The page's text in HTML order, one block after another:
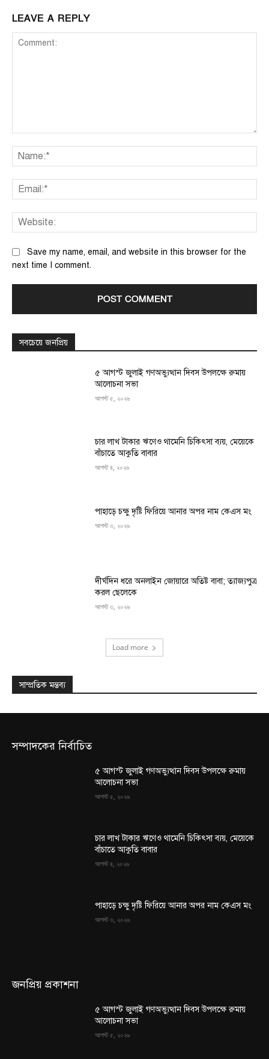
LEAVE A REPLY
Save my name, email, and website in this browser for the
next time I comment.
সবচেয়ে জনপ্রিয়
৫ আগস্ট জুলাই গণঅভ্যুত্থান দিবস উপলক্ষে রুমায়
আলোচনা সভা
আগস্ট ৫, ২০২৬
চার লাখ টাকার ঋণেও থামেনি চিকিৎসা ব্যয়, মেয়েকে
বাঁচাতে আকুতি বাবার
আগস্ট ৪, ২০২৬
পাহাড়ে চক্ষু দৃষ্টি ফিরিয়ে আনার অপর নাম কেএস মং
আগস্ট ৩, ২০২৬
দীর্ঘদিন ধরে অনলাইন জোয়ারে অতিষ্ট বাবা; ত্যাজ্যপুত্র
করল ছেলেকে
আগস্ট ৩, ২০২৬
Load more
সাম্প্রতিক মন্তব্য
সম্পাদকের নির্বাচিত
৫ আগস্ট জুলাই গণঅভ্যুত্থান দিবস উপলক্ষে রুমায়
আলোচনা সভা
আগস্ট ৫, ২০২৬
চার লাখ টাকার ঋণেও থামেনি চিকিৎসা ব্যয়, মেয়েকে
বাঁচাতে আকুতি বাবার
আগস্ট ৪, ২০২৬
পাহাড়ে চক্ষু দৃষ্টি ফিরিয়ে আনার অপর নাম কেএস মং
আগস্ট ৩, ২০২৬
জনপ্রিয় প্রকাশনা
৫ আগস্ট জুলাই গণঅভ্যুত্থান দিবস উপলক্ষে রুমায়
আলোচনা সভা
আগস্ট ৫, ২০২৬